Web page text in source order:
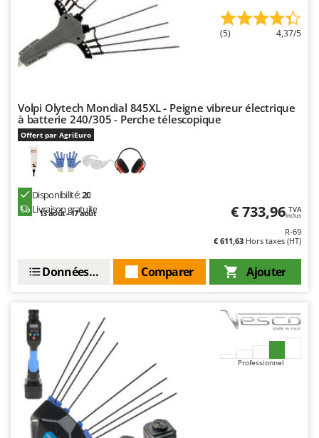
(5) 4,37/5
Volpi Olytech Mondial 845XL - Peigne vibreur électrique
à batterie 240/305 - Perche télescopique
Offert par AgriEuro
Disponibilité:20
Livraison gratuite
13 août - 17 août € 733,96 TVA
Inclus
R-69
€ 611,63 Hors taxes (HT)
Ajouter
Comparer
Données techniques
Professionnel